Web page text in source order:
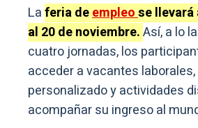
Laferia deempleose llevará
al 20 de noviembre.Así, a lo
cuatro jornadas, los
acceder a vacantes
personalizado y actividades
acompañar su ingreso al